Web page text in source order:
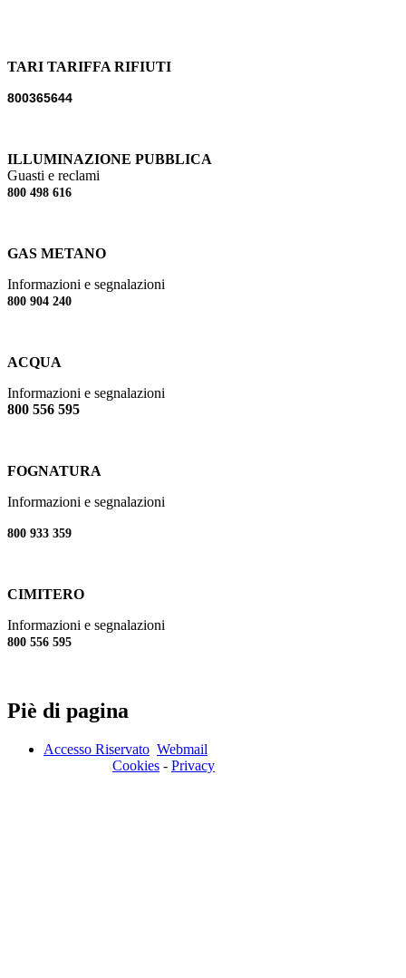
TARI TARIFFA RIFIUTI
800365644
ILLUMINAZIONE PUBBLICA
Guasti e reclami
800 498 616
GAS METANO
Informazioni e segnalazioni
800 904 240
ACQUA
Informazioni e segnalazioni
800 556 595
FOGNATURA
Informazioni e segnalazioni
800 933 359
CIMITERO
Informazioni e segnalazioni
800 556 595
Piè di pagina
Accesso Riservato Webmail
Cookies - Privacy